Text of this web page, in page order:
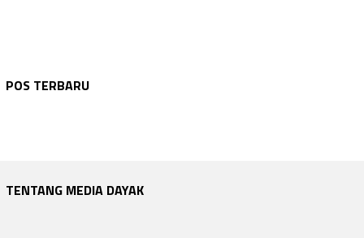
POS TERBARU
Pemprov Kalteng Matangkan Persiapan MTQH…
Ampera AY Mebas Tegaskan DPRD Kalteng Te…
WARTA KEPOLISIAN
Bhabinkamtibmas Sosialisasikan Larangan …
WARTA KEPOLISIAN
WARTA KEPOLISIAN
TENTANG MEDIA DAYAK